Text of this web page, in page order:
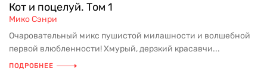
Кот и поцелуй. Том 1
Мико Сэнри
Очаровательный микс пушистой милашности и волшебной
первой влюбленности! Хмурый, дерзкий красавчи...
ПОДРОБНЕЕ